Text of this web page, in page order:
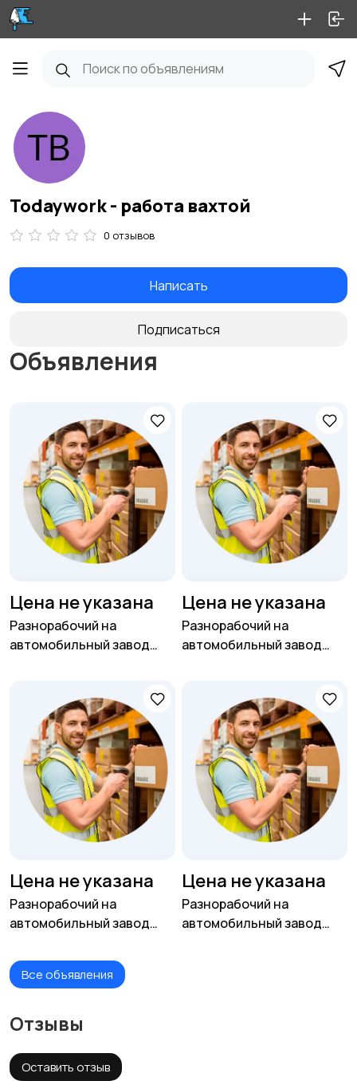
Todaywork - работа вахтой
0 отзывов
Написать
Подписаться
Объявления
Цена не указана
Разнорабочий на
автомобильный завод
Цена не указана
Разнорабочий на
автомобильный завод
Цена не указана
Разнорабочий на
автомобильный завод
Цена не указана
Разнорабочий на
автомобильный завод
Все объявления
Отзывы
Оставить отзыв